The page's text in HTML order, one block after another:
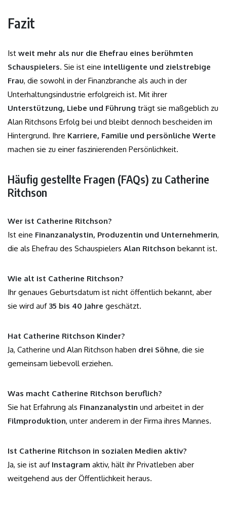
Fazit
Ist weit mehr als nur die Ehefrau eines berühmten
Schauspielers. Sie ist eine intelligente und zielstrebige
Frau, die sowohl in der Finanzbranche als auch in der
Unterhaltungsindustrie erfolgreich ist. Mit ihrer
Unterstützung, Liebe und Führung trägt sie maßgeblich zu
Alan Ritchsons Erfolg bei und bleibt dennoch bescheiden im
Hintergrund. Ihre Karriere, Familie und persönliche Werte
machen sie zu einer faszinierenden Persönlichkeit.
Häufig gestellte Fragen (FAQs) zu Catherine
Ritchson
Wer ist Catherine Ritchson?
Ist eine Finanzanalystin, Produzentin und Unternehmerin,
die als Ehefrau des Schauspielers Alan Ritchson bekannt ist.
Wie alt ist Catherine Ritchson?
Ihr genaues Geburtsdatum ist nicht öffentlich bekannt, aber
sie wird auf 35 bis 40 Jahre geschätzt.
Hat Catherine Ritchson Kinder?
Ja, Catherine und Alan Ritchson haben drei Söhne, die sie
gemeinsam liebevoll erziehen.
Was macht Catherine Ritchson beruflich?
Sie hat Erfahrung als Finanzanalystin und arbeitet in der
Filmproduktion, unter anderem in der Firma ihres Mannes.
Ist Catherine Ritchson in sozialen Medien aktiv?
Ja, sie ist auf Instagram aktiv, hält ihr Privatleben aber
weitgehend aus der Öffentlichkeit heraus.